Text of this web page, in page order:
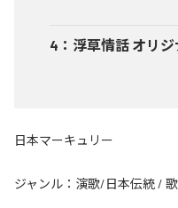
4 ： 浮草情話 オリ
日本マーキュリー
ジャンル： 演歌/日本伝統 /